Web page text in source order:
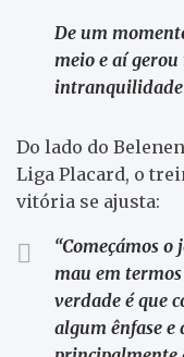
De um
meio e aí
intranquilidade
Do lado do
Liga Placard, o
vitória se ajusta:
“Começámos
mau em
verdade é que
algum ênfase e